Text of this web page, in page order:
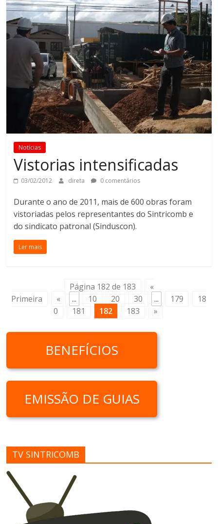
Notícias
Vistorias intensificadas
03/02/2012 direta 0 comentários
Durante o ano de 2011, mais de 600 obras foram
vistoriadas pelos representantes do Sintricomb e
do sindicato patronal (Sinduscon).
Ler mais
Página 182 de 183
«
Primeira
« ... 10 20 30 ... 179
18
0
181 182 183 »
BENEFÍCIOS
EMISSÃO DE GUIAS
TV SINTRICOMB